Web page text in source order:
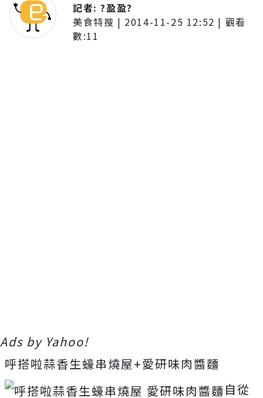
記者:?盈盈?
美食特搜 | 2014-11-25 12:52 | 觀看
數:11
Ads by Yahoo!
呼搭啦蒜香生蠔串燒屋+愛研味肉醬麵
自從